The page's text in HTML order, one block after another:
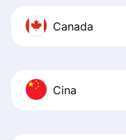
Canada
Cina